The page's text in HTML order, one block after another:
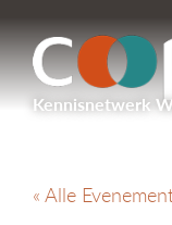
Kennisnetwerk
« Alle